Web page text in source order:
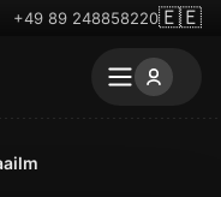
+49 89 248858220🇪🇪